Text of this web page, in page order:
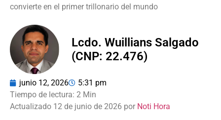
convierte en el primer trillonario del mundo
Lcdo. Wuillians Salgado
(CNP: 22.476)
junio 12, 2026 5:31 pm
Actualizado 12 de junio de 2026 por Noti Hora